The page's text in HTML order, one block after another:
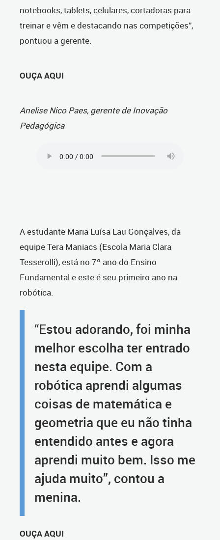
notebooks, tablets, celulares, cortadoras para
treinar e vêm e destacando nas competições”,
pontuou a gerente.
OUÇA AQUI
Anelise Nico Paes, gerente de Inovação
Pedagógica
A estudante Maria Luísa Lau Gonçalves, da
equipe Tera Maniacs (Escola Maria Clara
Tesserolli), está no 7º ano do Ensino
Fundamental e este é seu primeiro ano na
robótica.
“Estou adorando, foi minha
melhor escolha ter entrado
nesta equipe. Com a
robótica aprendi algumas
coisas de matemática e
geometria que eu não tinha
entendido antes e agora
aprendi muito bem. Isso me
ajuda muito”, contou a
menina.
OUÇA AQUI